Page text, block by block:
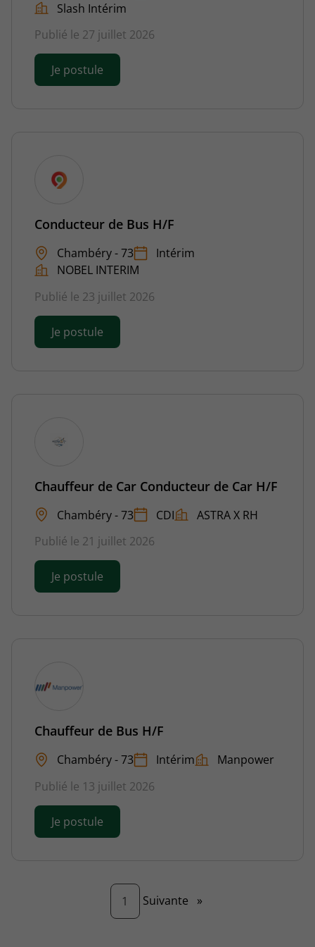
Slash Intérim
Publié le 27 juillet 2026
Je postule
Conducteur de Bus H/F
Chambéry - 73
Intérim
NOBEL INTERIM
Publié le 23 juillet 2026
Je postule
Chauffeur de Car Conducteur de Car H/F
Chambéry - 73 CDI
ASTRA X RH
Publié le 21 juillet 2026
Je postule
Chauffeur de Bus H/F
Chambéry - 73 Intérim
Manpower
Publié le 13 juillet 2026
Je postule
1 Page
Suivante »